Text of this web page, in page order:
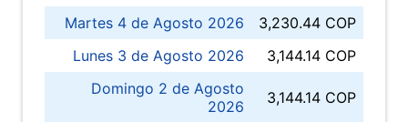
Martes 4 de Agosto 2026
3,230.44 COP
Lunes 3 de Agosto 2026
3,144.14 COP
Domingo 2 de Agosto
2026
3,144.14 COP